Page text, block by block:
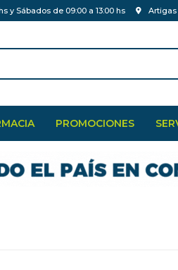
PROMOCIONES
y Sábados de 09:00 a 13:00 hs Artigas